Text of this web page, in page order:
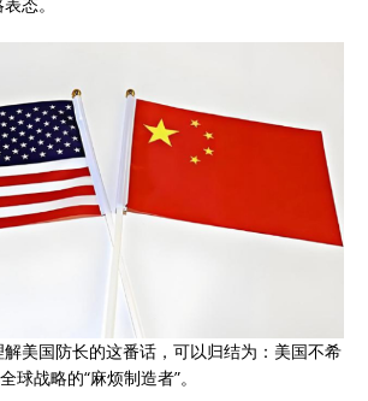
态。
美国防长的这番话，可以归结为：美国不希
球战略的“麻烦制造者”。